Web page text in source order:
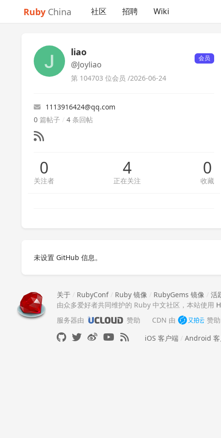
Ruby China 社区 招聘 Wiki
liao
@Joyliao
会员
第 104703 位会员 /2026-06-24
1113916424@qq.com
0 篇帖子 / 4 条回帖
0
关注者
4
正在关注
0
收藏
未设置 GitHub 信息。
关于 / RubyConf/ Ruby 镜像 / RubyGems 镜像 / 活
由众多爱好者共同维护的 Ruby 中文社区，本站使用
服务器由
赞助 CDN 由
赞助
iOS 客户端 / Android 客